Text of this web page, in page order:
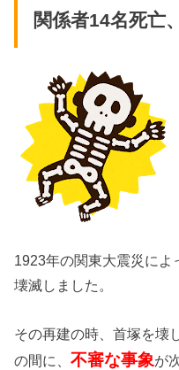
関係者14名死亡
1923年の関東大震災によ
壊滅しました。
その再建の時、首塚を壊
の間に、不審な事象が